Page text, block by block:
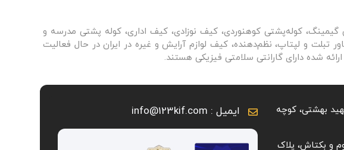
گیمینگ، کوله‌پشتی کوهنوردی، کیف نوزادی، کیف اداری، کوله پشتی مدرسه و
و لپتاپ، نظم‌دهنده، کیف لوازم آرایش و غیره در ایران در حال فعالیت
شده دارای گارانتی سلامتی فیزیکی هستند.
بهشتی، کوچه
و بکتاش، پلاک
ایمیل : info@123kif.com